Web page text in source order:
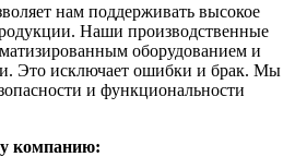
нам поддерживать высокое
Наши производственные
оборудованием и
Это исключает ошибки и брак. Мы
и функциональности
компанию: